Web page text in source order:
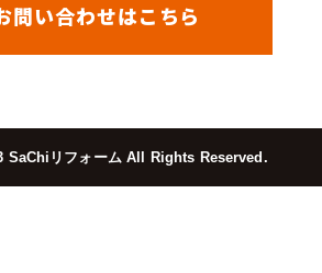
問い合わせはこちら
リフォーム All Rights Reserved.